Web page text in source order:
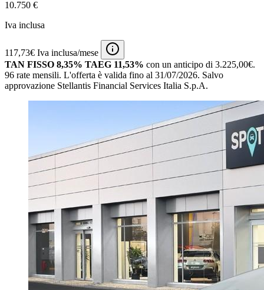
10.750 €
Iva inclusa
117,73€ Iva inclusa/mese
TAN FISSO 8,35% TAEG 11,53% con un anticipo di 3.225,00€.
96 rate mensili. L'offerta è valida fino al 31/07/2026. Salvo
approvazione Stellantis Financial Services Italia S.p.A.